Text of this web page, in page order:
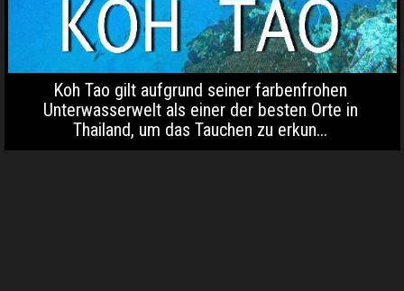
Koh Tao gilt aufgrund seiner farbenfrohen
Unterwasserwelt als einer der besten Orte in
Thailand, um das Tauchen zu erkun...